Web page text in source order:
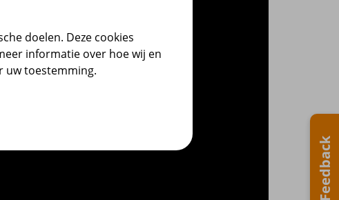
Feedback
doelen. Deze cookies
informatie over hoe wij en
uw toestemming.